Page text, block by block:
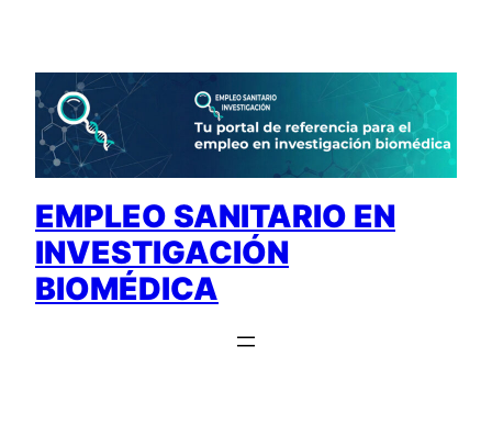
contenido
EMPLEO SANITARIO EN
INVESTIGACIÓN
BIOMÉDICA